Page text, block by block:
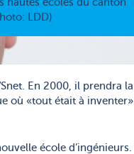
LDD)
En 2000, il prendra la
où «tout était à inventer».
école d’ingénieurs.